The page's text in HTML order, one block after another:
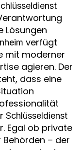
Lösungen
verfügt
mit moderner
agieren. Der
dass eine
Schlüsseldienst
Egal ob private
– der